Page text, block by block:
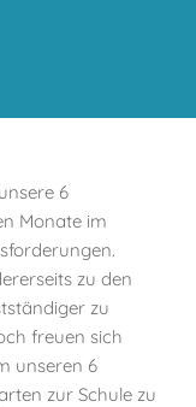
6
Monate im
zu den
zu
freuen sich
unseren 6
zur Schule zu